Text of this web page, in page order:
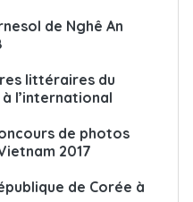
de Nghê An
littéraires du
l’international
de photos
2017
de Corée à